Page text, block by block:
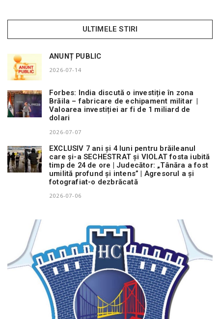
ULTIMELE STIRI
ANUNȚ PUBLIC
2026-07-14
Forbes: India discută o investiție în zona
Brăila – fabricare de echipament militar |
Valoarea investiției ar fi de 1 miliard de
dolari
2026-07-07
EXCLUSIV 7 ani și 4 luni pentru brăileanul
care și-a SECHESTRAT și VIOLAT fosta iubită
timp de 24 de ore | Judecător: „Tânăra a fost
umilită profund și intens” | Agresorul a și
fotografiat-o dezbrăcată
2026-07-06